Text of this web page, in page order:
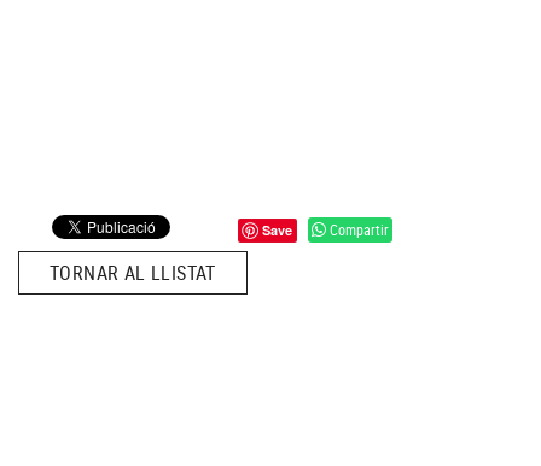
Save Compartir
TORNAR AL LLISTAT